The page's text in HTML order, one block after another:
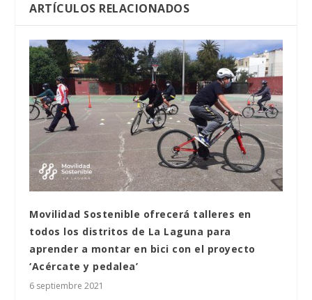
ARTÍCULOS RELACIONADOS
Movilidad Sostenible ofrecerá talleres en
todos los distritos de La Laguna para
aprender a montar en bici con el proyecto
‘Acércate y pedalea’
6 septiembre 2021